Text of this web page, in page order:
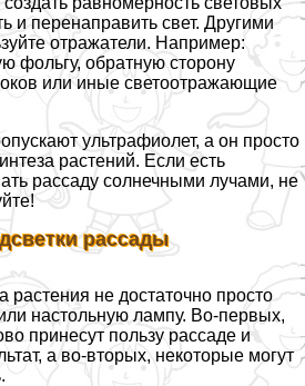
и перенаправить свет. Другими
отражатели. Например:
фольгу, обратную сторону
или иные светоотражающие
ультрафиолет, а он просто
растений. Если есть
рассаду солнечными лучами, не
рассады
растения не достаточно просто
настольную лампу. Во-первых,
принесут пользу рассаде и
а во-вторых, некоторые могут